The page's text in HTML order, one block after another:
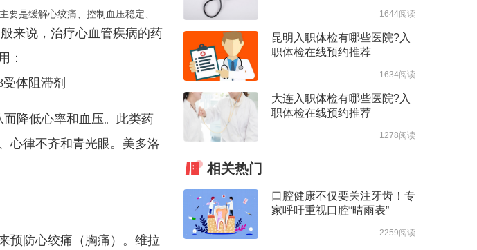
是缓解心绞痛、控制血压稳定、
来说，治疗心血管疾病的药
：
受体阻滞剂
降低心率和血压。此类药
心律不齐和青光眼。美多洛
预防心绞痛（胸痛）。维拉
1644阅读
昆明入职体检有哪些医院?入
职体检在线预约推荐
1634阅读
大连入职体检有哪些医院?入
职体检在线预约推荐
1278阅读
相关热门
口腔健康不仅要关注牙齿！专
家呼吁重视口腔“晴雨表”
2259阅读